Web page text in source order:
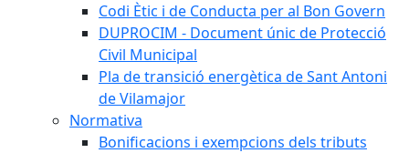
Codi Ètic i de Conducta per al Bon Govern
DUPROCIM - Document únic de Protecció
Civil Municipal
Pla de transició energètica de Sant Antoni
de Vilamajor
Normativa
Bonificacions i exempcions dels tributs